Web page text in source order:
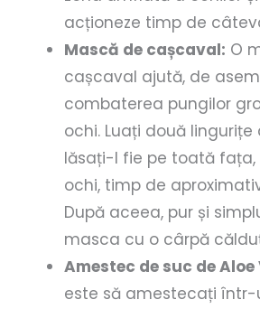
acționeze timp de
Mască de cașcaval: O
cașcaval ajută, de
combaterea pungilor
ochi. Luați două
lăsați-l fie pe toată fața,
ochi, timp de
După aceea, pur și
masca cu o cârpă
Amestec de suc de Aloe
este să amestecați într-